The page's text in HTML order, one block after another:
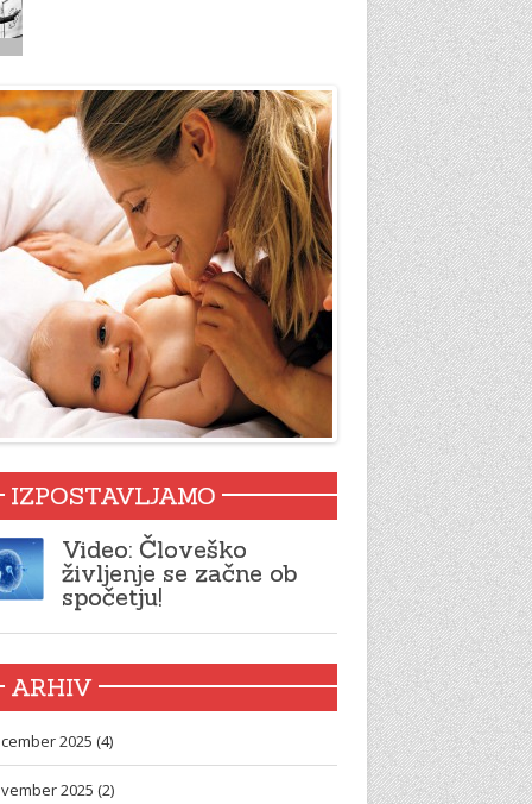
IZPOSTAVLJAMO
Video: Človeško
življenje se začne ob
spočetju!
ARHIV
2025 (4)
2025 (2)